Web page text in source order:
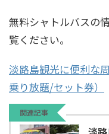
無料シャトルバスの
覧ください。
淡路島観光に便利な
乗り放題/セット券）
関連記事